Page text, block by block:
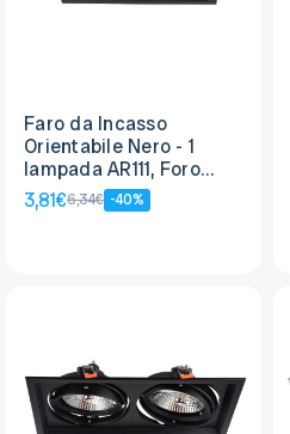
Faro da Incasso
Orientabile Nero - 1
lampada AR111, Foro
165x165mm
3,81€6,34€ -40%